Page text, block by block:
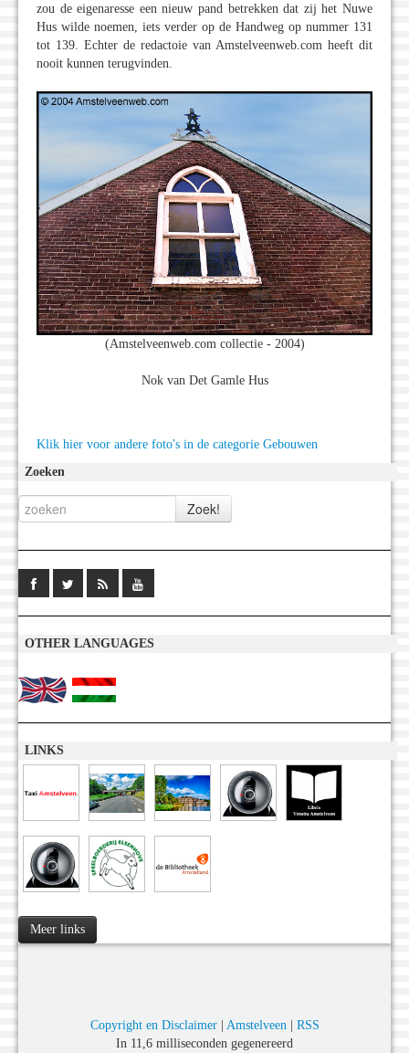
zou de eigenaresse een nieuw pand betrekken dat zij het Nuwe
Hus wilde noemen, iets verder op de Handweg op nummer 131
tot 139. Echter de redactoie van Amstelveenweb.com heeft dit
nooit kunnen terugvinden.
(Amstelveenweb.com collectie - 2004)
Nok van Det Gamle Hus
Klik hier voor andere foto's in de categorie Gebouwen
Zoeken
OTHER LANGUAGES
LINKS
Meer links
Copyright en Disclaimer| Amstelveen | RSS
In 11,6 milliseconden gegenereerd